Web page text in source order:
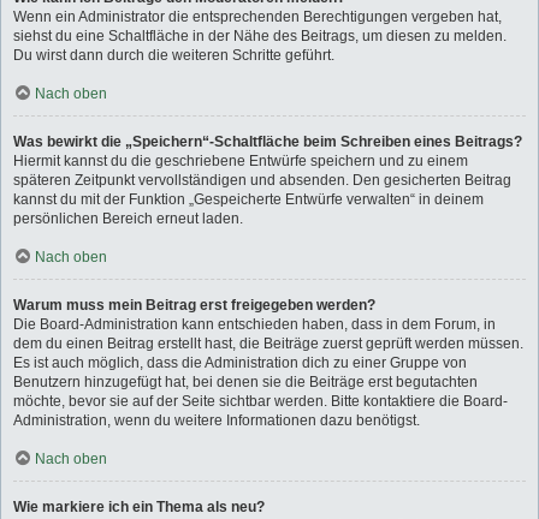
Wenn ein Administrator die entsprechenden Berechtigungen vergeben hat,
siehst du eine Schaltfläche in der Nähe des Beitrags, um diesen zu melden.
Du wirst dann durch die weiteren Schritte geführt.
Nach oben
Was bewirkt die „Speichern“-Schaltfläche beim Schreiben eines Beitrags?
Hiermit kannst du die geschriebene Entwürfe speichern und zu einem
späteren Zeitpunkt vervollständigen und absenden. Den gesicherten Beitrag
kannst du mit der Funktion „Gespeicherte Entwürfe verwalten“ in deinem
persönlichen Bereich erneut laden.
Nach oben
Warum muss mein Beitrag erst freigegeben werden?
Die Board-Administration kann entschieden haben, dass in dem Forum, in
dem du einen Beitrag erstellt hast, die Beiträge zuerst geprüft werden müssen.
Es ist auch möglich, dass die Administration dich zu einer Gruppe von
Benutzern hinzugefügt hat, bei denen sie die Beiträge erst begutachten
möchte, bevor sie auf der Seite sichtbar werden. Bitte kontaktiere die Board-
Administration, wenn du weitere Informationen dazu benötigst.
Nach oben
Wie markiere ich ein Thema als neu?